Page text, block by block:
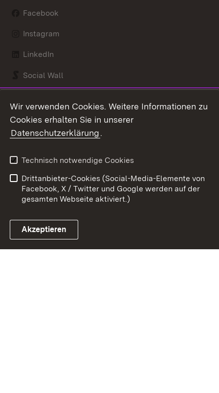
Facebook
Instagram
LinkedIn
Social Wall
Link zum Landesportal
Kontakt
Barrierefreiheit
Impressum
Cookies
Wir verwenden Cookies. Weitere Informationen zu
Cookies erhalten Sie in unserer
Datenschutzerklärung.
Technisch notwendige Cookies
Drittanbieter-Cookies (Social-Media-Elemente von
Facebook, X / Twitter und Google werden auf der
gesamten Webseite aktiviert.)
Akzeptieren